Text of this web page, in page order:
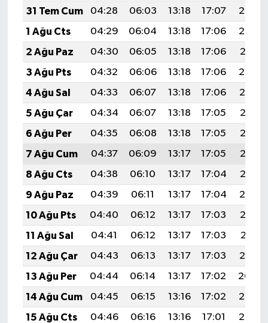
31 Tem Cum
04:28 06:03 13:18 17:07
20:23
1 Ağu Cts
04:29 06:04 13:18 17:06
20:22
2 Ağu Paz
04:30 06:05 13:18 17:06
20:21
3 Ağu Pts
04:32 06:06 13:18 17:06
20:20
4 Ağu Sal
04:33 06:07 13:18 17:06
20:19
5 Ağu Çar
04:34 06:07 13:18 17:05
20:18
6 Ağu Per
04:35 06:08 13:18 17:05
20:17
7 Ağu Cum
04:37 06:09 13:17 17:05
20:16
8 Ağu Cts
04:38 06:10 13:17 17:04
20:15
9 Ağu Paz
04:39 06:11 13:17 17:04
20:14
10 Ağu Pts
04:40 06:12 13:17 17:03
20:13
11 Ağu Sal
04:41 06:12 13:17 17:03
20:11
12 Ağu Çar
04:43 06:13 13:17 17:03
20:10
13 Ağu Per
04:44 06:14 13:17 17:02
20:09
14 Ağu Cum
04:45 06:15 13:16 17:02
20:08
15 Ağu Cts
04:46 06:16 13:16 17:01
20:07